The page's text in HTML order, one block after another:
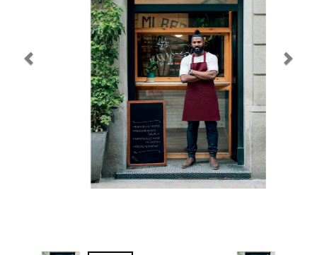
Navidad 🎄 Invierno